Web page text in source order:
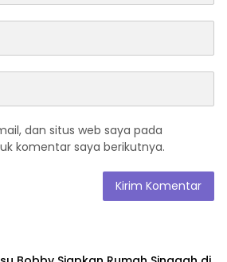
dan situs web saya pada
komentar saya berikutnya.